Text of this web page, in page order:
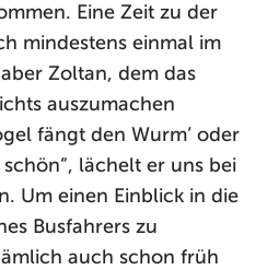
Eine Zeit zu der
mindestens einmal im
Zoltan, dem das
auszumachen
fängt den Wurm‘ oder
lächelt er uns bei
Um einen Einblick in die
Busfahrers zu
auch schon früh